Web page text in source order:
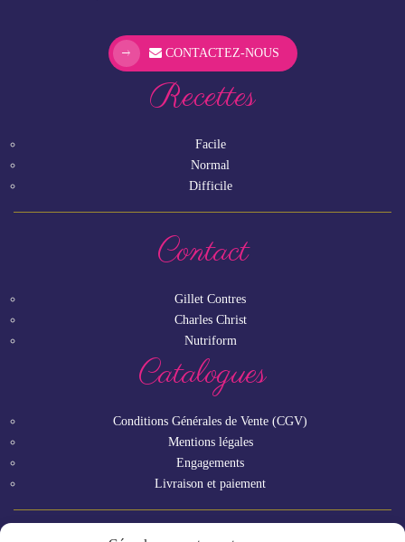
CONTACTEZ-NOUS
Recettes
Facile
Normal
Difficile
Contact
Gillet Contres
Charles Christ
Nutriform
Catalogues
Conditions Générales de Vente (CGV)
Mentions légales
Engagements
Livraison et paiement